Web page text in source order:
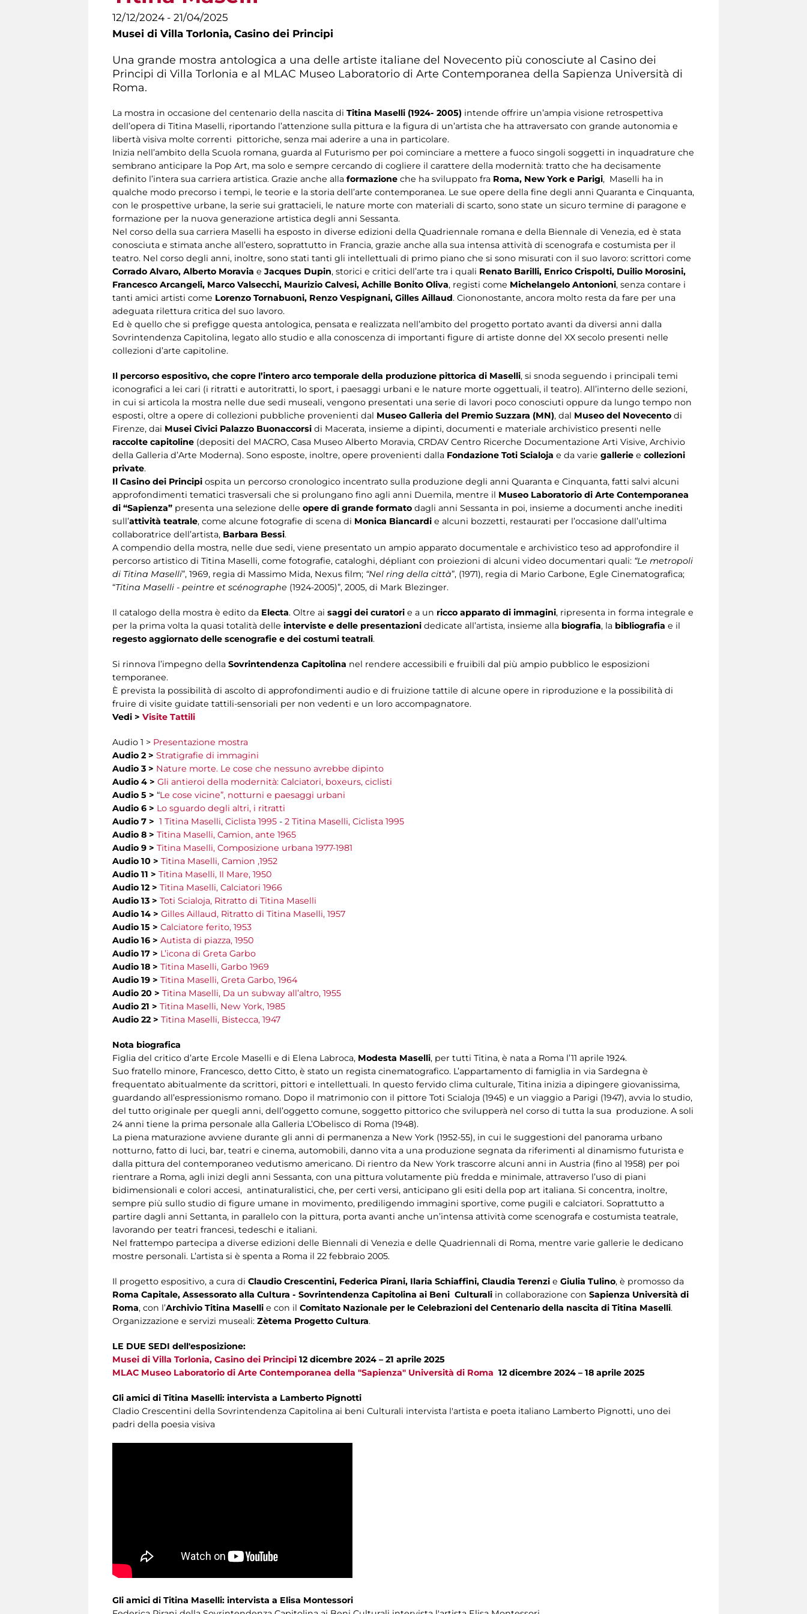
12/12/2024 - 21/04/2025
Musei di Villa Torlonia, Casino dei Principi
Una grande mostra antologica a una delle artiste italiane del Novecento più conosciute al Casino dei
Principi di Villa Torlonia e al MLAC Museo Laboratorio di Arte Contemporanea della Sapienza Università di
Roma.
La mostra in occasione del centenario della nascita di Titina Maselli (1924- 2005) intende offrire un’ampia visione retrospettiva
dell’opera di Titina Maselli, riportando l’attenzione sulla pittura e la figura di un’artista che ha attraversato con grande autonomia e
libertà visiva molte correnti pittoriche, senza mai aderire a una in particolare.
Inizia nell’ambito della Scuola romana, guarda al Futurismo per poi cominciare a mettere a fuoco singoli soggetti in inquadrature che
sembrano anticipare la Pop Art, ma solo e sempre cercando di cogliere il carattere della modernità: tratto che ha decisamente
definito l’intera sua carriera artistica. Grazie anche alla formazione che ha sviluppato fra Roma, New York e Parigi, Maselli ha in
qualche modo precorso i tempi, le teorie e la storia dell’arte contemporanea. Le sue opere della fine degli anni Quaranta e Cinquanta,
con le prospettive urbane, la serie sui grattacieli, le nature morte con materiali di scarto, sono state un sicuro termine di paragone e
formazione per la nuova generazione artistica degli anni Sessanta.
Nel corso della sua carriera Maselli ha esposto in diverse edizioni della Quadriennale romana e della Biennale di Venezia, ed è stata
conosciuta e stimata anche all’estero, soprattutto in Francia, grazie anche alla sua intensa attività di scenografa e costumista per il
teatro. Nel corso degli anni, inoltre, sono stati tanti gli intellettuali di primo piano che si sono misurati con il suo lavoro: scrittori come
Corrado Alvaro, Alberto Moravia e Jacques Dupin, storici e critici dell’arte tra i quali Renato Barilli, Enrico Crispolti, Duilio Morosini,
Francesco Arcangeli, Marco Valsecchi, Maurizio Calvesi, Achille Bonito Oliva, registi come Michelangelo Antonioni, senza contare i
tanti amici artisti come Lorenzo Tornabuoni, Renzo Vespignani, Gilles Aillaud. Ciononostante, ancora molto resta da fare per una
adeguata rilettura critica del suo lavoro.
Ed è quello che si prefigge questa antologica, pensata e realizzata nell’ambito del progetto portato avanti da diversi anni dalla
Sovrintendenza Capitolina, legato allo studio e alla conoscenza di importanti figure di artiste donne del XX secolo presenti nelle
collezioni d’arte capitoline.
Il percorso espositivo, che copre l’intero arco temporale della produzione pittorica di Maselli, si snoda seguendo i principali temi
iconografici a lei cari (i ritratti e autoritratti, lo sport, i paesaggi urbani e le nature morte oggettuali, il teatro). All’interno delle sezioni,
in cui si articola la mostra nelle due sedi museali, vengono presentati una serie di lavori poco conosciuti oppure da lungo tempo non
esposti, oltre a opere di collezioni pubbliche provenienti dal Museo Galleria del Premio Suzzara (MN), dal Museo del Novecento di
Firenze, dai Musei Civici Palazzo Buonaccorsi di Macerata, insieme a dipinti, documenti e materiale archivistico presenti nelle
raccolte capitoline (depositi del MACRO, Casa Museo Alberto Moravia, CRDAV Centro Ricerche Documentazione Arti Visive, Archivio
della Galleria d’Arte Moderna). Sono esposte, inoltre, opere provenienti dalla Fondazione Toti Scialoja e da varie gallerie e collezioni
private.
Il Casino dei Principi ospita un percorso cronologico incentrato sulla produzione degli anni Quaranta e Cinquanta, fatti salvi alcuni
approfondimenti tematici trasversali che si prolungano fino agli anni Duemila, mentre il Museo Laboratorio di Arte Contemporanea
di “Sapienza” presenta una selezione delle opere di grande formato dagli anni Sessanta in poi, insieme a documenti anche inediti
sull’attività teatrale, come alcune fotografie di scena di Monica Biancardi e alcuni bozzetti, restaurati per l’occasione dall’ultima
collaboratrice dell’artista, Barbara Bessi.
A compendio della mostra, nelle due sedi, viene presentato un ampio apparato documentale e archivistico teso ad approfondire il
percorso artistico di Titina Maselli, come fotografie, cataloghi, dépliant con proiezioni di alcuni video documentari quali: “Le metropoli
di Titina Maselli”, 1969, regia di Massimo Mida, Nexus film; “Nel ring della città”, (1971), regia di Mario Carbone, Egle Cinematografica;
“Titina Maselli - peintre et scénographe (1924-2005)”, 2005, di Mark Blezinger.
Il catalogo della mostra è edito da Electa. Oltre ai saggi dei curatori e a un ricco apparato di immagini, ripresenta in forma integrale e
per la prima volta la quasi totalità delle interviste e delle presentazioni dedicate all’artista, insieme alla biografia, la bibliografia e il
regesto aggiornato delle scenografie e dei costumi teatrali.
Si rinnova l’impegno della Sovrintendenza Capitolina nel rendere accessibili e fruibili dal più ampio pubblico le esposizioni
temporanee.
È prevista la possibilità di ascolto di approfondimenti audio e di fruizione tattile di alcune opere in riproduzione e la possibilità di
fruire di visite guidate tattili-sensoriali per non vedenti e un loro accompagnatore.
Vedi > Visite Tattili
Audio 1 > Presentazione mostra
Audio 2 > Stratigrafie di immagini
Audio 3 > Nature morte. Le cose che nessuno avrebbe dipinto
Audio 4 > Gli antieroi della modernità: Calciatori, boxeurs, ciclisti
Audio 5 > “Le cose vicine”, notturni e paesaggi urbani
Audio 6 > Lo sguardo degli altri, i ritratti
Audio 7 > 1 Titina Maselli, Ciclista 1995 - 2 Titina Maselli, Ciclista 1995
Audio 8 > Titina Maselli, Camion, ante 1965
Audio 9 > Titina Maselli, Composizione urbana 1977-1981
Audio 10 > Titina Maselli, Camion ,1952
Audio 11 > Titina Maselli, Il Mare, 1950
Audio 12 > Titina Maselli, Calciatori 1966
Audio 13 > Toti Scialoja, Ritratto di Titina Maselli
Audio 14 > Gilles Aillaud, Ritratto di Titina Maselli, 1957
Audio 15 > Calciatore ferito, 1953
Audio 16 > Autista di piazza, 1950
Audio 17 > L’icona di Greta Garbo
Audio 18 > Titina Maselli, Garbo 1969
Audio 19 > Titina Maselli, Greta Garbo, 1964
Audio 20 > Titina Maselli, Da un subway all’altro, 1955
Audio 21 > Titina Maselli, New York, 1985
Audio 22 > Titina Maselli, Bistecca, 1947
Nota biografica
Figlia del critico d’arte Ercole Maselli e di Elena Labroca, Modesta Maselli, per tutti Titina, è nata a Roma l’11 aprile 1924.
Suo fratello minore, Francesco, detto Citto, è stato un regista cinematografico. L’appartamento di famiglia in via Sardegna è
frequentato abitualmente da scrittori, pittori e intellettuali. In questo fervido clima culturale, Titina inizia a dipingere giovanissima,
guardando all’espressionismo romano. Dopo il matrimonio con il pittore Toti Scialoja (1945) e un viaggio a Parigi (1947), avvia lo studio,
del tutto originale per quegli anni, dell’oggetto comune, soggetto pittorico che svilupperà nel corso di tutta la sua produzione. A soli
24 anni tiene la prima personale alla Galleria L’Obelisco di Roma (1948).
La piena maturazione avviene durante gli anni di permanenza a New York (1952-55), in cui le suggestioni del panorama urbano
notturno, fatto di luci, bar, teatri e cinema, automobili, danno vita a una produzione segnata da riferimenti al dinamismo futurista e
dalla pittura del contemporaneo vedutismo americano. Di rientro da New York trascorre alcuni anni in Austria (fino al 1958) per poi
rientrare a Roma, agli inizi degli anni Sessanta, con una pittura volutamente più fredda e minimale, attraverso l’uso di piani
bidimensionali e colori accesi, antinaturalistici, che, per certi versi, anticipano gli esiti della pop art italiana. Si concentra, inoltre,
sempre più sullo studio di figure umane in movimento, prediligendo immagini sportive, come pugili e calciatori. Soprattutto a
partire dagli anni Settanta, in parallelo con la pittura, porta avanti anche un’intensa attività come scenografa e costumista teatrale,
lavorando per teatri francesi, tedeschi e italiani.
Nel frattempo partecipa a diverse edizioni delle Biennali di Venezia e delle Quadriennali di Roma, mentre varie gallerie le dedicano
mostre personali. L’artista si è spenta a Roma il 22 febbraio 2005.
Il progetto espositivo, a cura di Claudio Crescentini, Federica Pirani, Ilaria Schiaffini, Claudia Terenzi e Giulia Tulino, è promosso da
Roma Capitale, Assessorato alla Cultura - Sovrintendenza Capitolina ai Beni Culturali in collaborazione con Sapienza Università di
Roma, con l’Archivio Titina Maselli e con il Comitato Nazionale per le Celebrazioni del Centenario della nascita di Titina Maselli.
Organizzazione e servizi museali: Zètema Progetto Cultura.
LE DUE SEDI dell'esposizione:
Musei di Villa Torlonia, Casino dei Principi 12 dicembre 2024 – 21 aprile 2025
MLAC Museo Laboratorio di Arte Contemporanea della "Sapienza" Università di Roma 12 dicembre 2024 – 18 aprile 2025
Gli amici di Titina Maselli: intervista a Lamberto Pignotti
Cladio Crescentini della Sovrintendenza Capitolina ai beni Culturali intervista l'artista e poeta italiano Lamberto Pignotti, uno dei
padri della poesia visiva
Gli amici di Titina Maselli: intervista a Elisa Montessori